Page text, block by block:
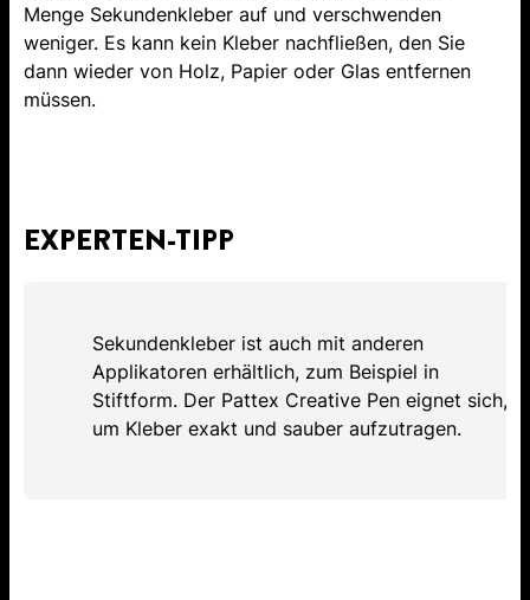
Menge Sekundenkleber auf und verschwenden
weniger. Es kann kein Kleber nachfließen, den Sie
dann wieder von Holz, Papier oder Glas entfernen
müssen.
EXPERTEN-TIPP
Sekundenkleber ist auch mit anderen
Applikatoren erhältlich, zum Beispiel in
Stiftform. Der Pattex Creative Pen eignet sich,
um Kleber exakt und sauber aufzutragen.